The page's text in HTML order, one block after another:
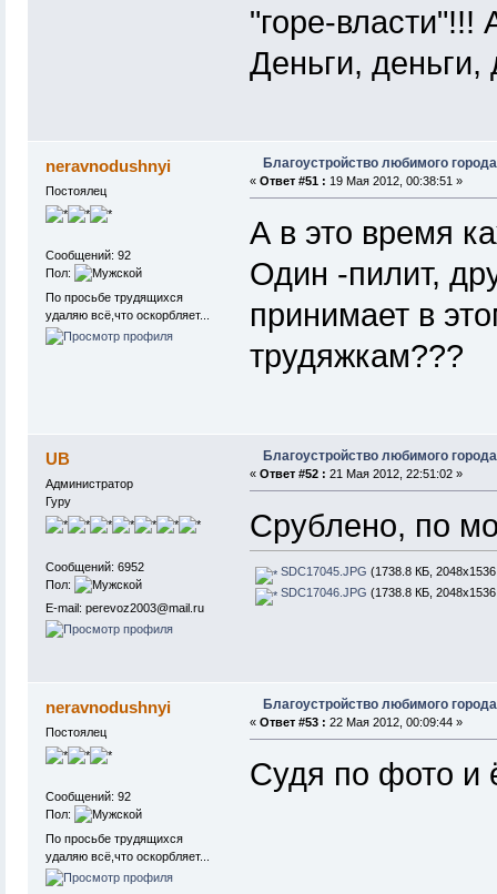
"горе-власти"!!!
Деньги, деньги,
neravnodushnyi
Постоялец
Сообщений: 92
Пол:
По просьбе трудящихся
удаляю всё,что оскорбляет...
Благоустройство любимого
« Ответ #51 : 19 Мая 2012, 00:38:51 »
А в это время
Один -пилит,
принимает в
трудяжкам???
UB
Администратор
Гуру
Сообщений: 6952
Пол:
E-mail: perevoz2003@mail.ru
Благоустройство любимого
« Ответ #52 : 21 Мая 2012, 22:51:02 »
Срублено, по
SDC17045.JPG (1738.8 КБ,
SDC17046.JPG (1738.8 КБ,
neravnodushnyi
Постоялец
Сообщений: 92
Пол:
По просьбе трудящихся
удаляю всё,что оскорбляет...
Благоустройство любимого
« Ответ #53 : 22 Мая 2012, 00:09:44 »
Судя по фото и